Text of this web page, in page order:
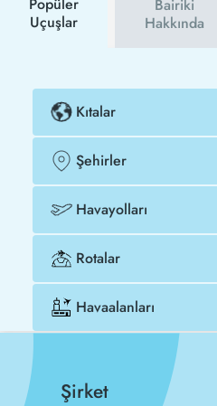
Uçuşlar
Bairiki
Hakkında
Kıtalar
Şehirler
Havayolları
Rotalar
Havaalanları
Şirket